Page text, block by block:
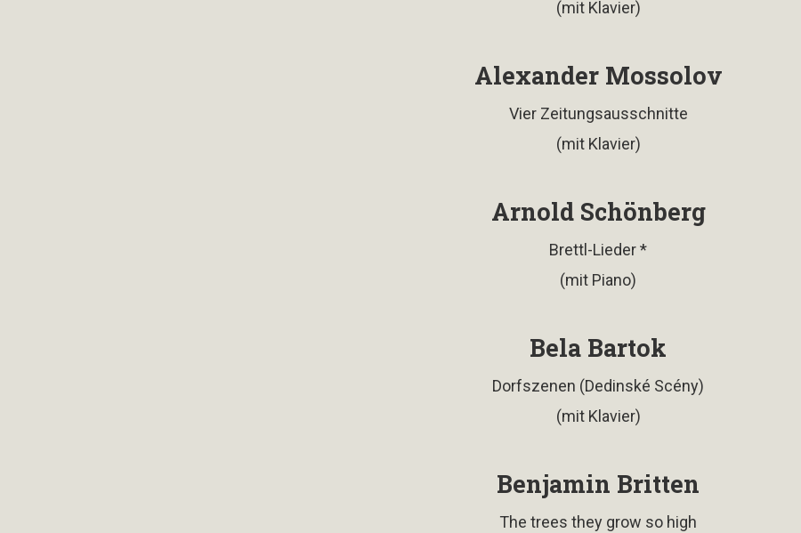
(mit Klavier)
Alexander Mossolov
Vier Zeitungsausschnitte
(mit Klavier)
Arnold Schönberg
Brettl-Lieder *
(mit Piano)
Bela Bartok
Dorfszenen (Dedinské Scény)
(mit Klavier)
Benjamin Britten
The trees they grow so high